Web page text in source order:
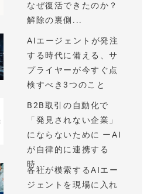
なぜ復活できたのか？
解除の裏側...
AIエージェントが発注
する時代に備える、サ
プライヤーが今すぐ点
検すべき3つのこと
B2B取引の自動化で
「発見されない企業」
にならないために ーAI
が自律的に連携する
時...
各社が模索するAIエー
ジェントを現場に入れ